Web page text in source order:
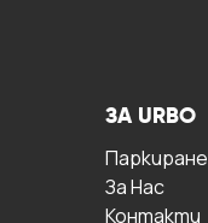
ЗА URBO
Паркиране
За Hас
Контакти